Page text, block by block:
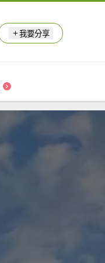
我要分享